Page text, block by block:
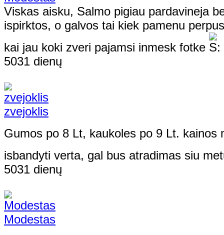
Viskas aisku, Salmo pigiau pardavineja
ispirktos, o galvos tai kiek pamenu
kai jau koki zveri pajamsi inmesk fotke
5031 dienų
zvejoklis
Gumos po 8 Lt, kaukoles po 9 Lt.
isbandyti verta, gal bus atradimas siu
5031 dienų
Modestas